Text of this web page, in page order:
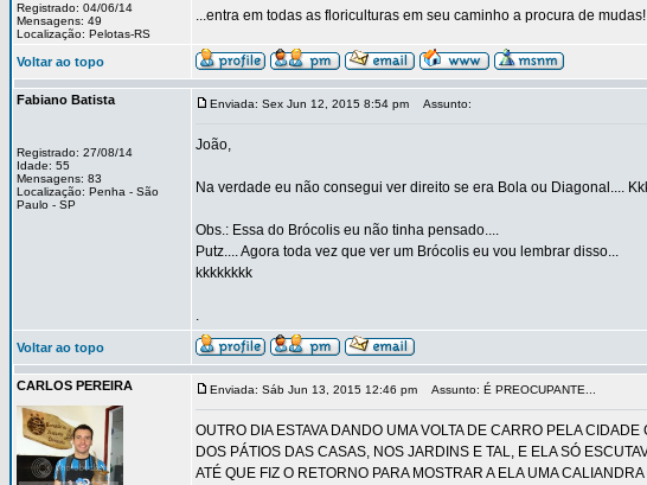
Registrado: 04/06/14
Mensagens: 49
Localização: Pelotas-RS
...entra em todas as floriculturas em seu caminho a procura de mudas!
Voltar ao topo
Fabiano Batista
Registrado: 27/08/14
Idade: 55
Mensagens: 83
Localização: Penha - São
Paulo - SP
Enviada: Sex Jun 12, 2015 8:54 pm Assunto:
João,
Na verdade eu não consegui ver direito se era Bola ou Diagonal....
Obs.: Essa do Brócolis eu não tinha pensado....
Putz.... Agora toda vez que ver um Brócolis eu vou lembrar disso...
kkkkkkkk
.
Voltar ao topo
CARLOS PEREIRA Enviada: Sáb Jun 13, 2015 12:46 pm Assunto: É PREOCUPANTE...
OUTRO DIA ESTAVA DANDO UMA VOLTA DE CARRO PELA
DOS PÁTIOS DAS CASAS, NOS JARDINS E TAL, E ELA SÓ
ATÉ QUE FIZ O RETORNO PARA MOSTRAR A ELA UMA